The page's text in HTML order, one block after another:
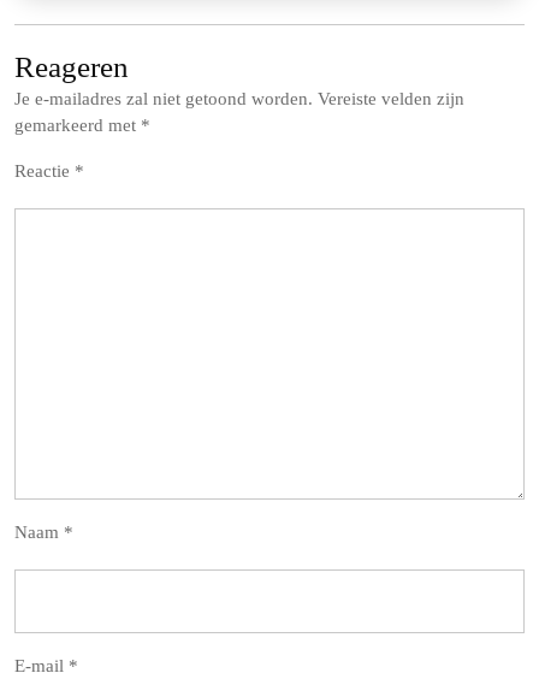
Reageren
Je e-mailadres zal niet getoond worden. Vereiste velden zijn
gemarkeerd met *
Reactie *
Naam *
E-mail *